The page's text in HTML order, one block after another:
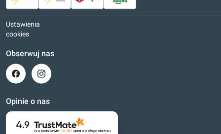
Ustawienia
cookies
Obserwuj nas
Opinie o nas
4.9
Na podstawie 16 781 opinii z całego okresu